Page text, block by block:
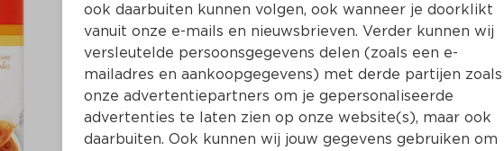
4.99
Toevoegen
ook daarbuiten kunnen volgen, ook wanneer je doorklikt
vanuit onze e-mails en nieuwsbrieven. Verder kunnen wij
versleutelde persoonsgegevens delen (zoals een e-
mailadres en aankoopgegevens) met derde partijen zoals
onze advertentiepartners om je gepersonaliseerde
advertenties te laten zien op onze website(s), maar ook
daarbuiten. Ook kunnen wij jouw gegevens gebruiken om